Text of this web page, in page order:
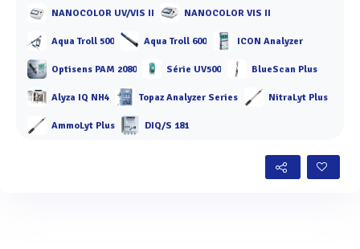
NANOCOLOR UV/VIS II NANOCOLOR VIS II
Aqua Troll 500 Aqua Troll 600 ICON Analyzer
Optisens PAM 2080 Série UV500 BlueScan Plus
Alyza IQ NH4 Topaz Analyzer Series NitraLyt Plus
AmmoLyt Plus DIQ/S 181